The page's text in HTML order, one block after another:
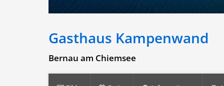
Gasthaus Kampenwand
Bernau am Chiemsee